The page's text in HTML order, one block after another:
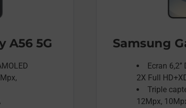
A56 5G Samsung
Ecran
2X Full
Triple
12Mpx,